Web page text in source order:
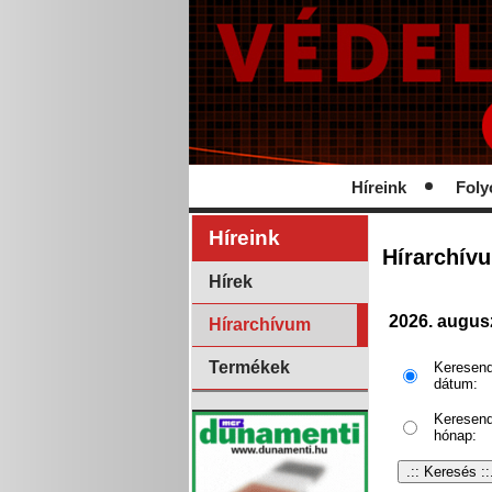
Híreink
Híreink
Hírek
Hírarchívum
Termékek
2026.
dátum:
hónap: